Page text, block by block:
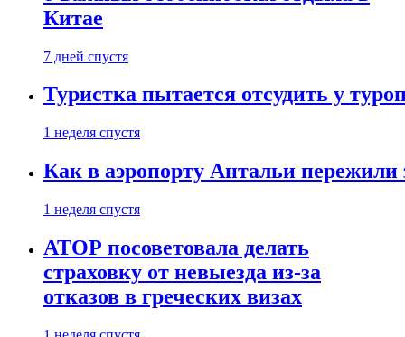
Китае
7 дней спустя
Туристка пытается отсудить у
1 неделя спустя
Как в аэропорту Антальи
1 неделя спустя
АТОР посоветовала делать
страховку от невыезда из-за
отказов в греческих визах